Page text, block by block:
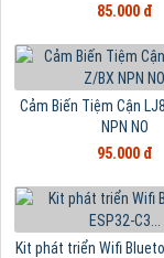
85.000 đ
Cảm Biến Tiệm Cận
NPN NO
95.000 đ
Kit phát triển Wifi